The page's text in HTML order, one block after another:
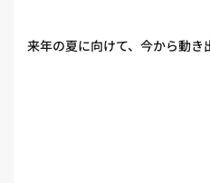
来年の夏に向けて、今から動き